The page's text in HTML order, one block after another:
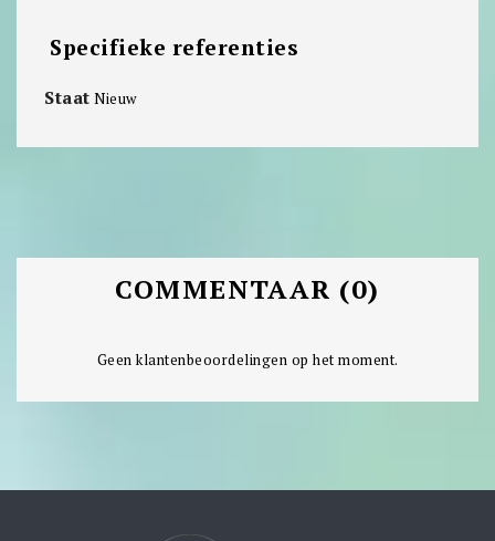
Specifieke referenties
Staat Nieuw
COMMENTAAR (0)
Geen klantenbeoordelingen op het moment.